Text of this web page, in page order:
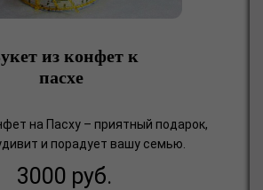
из конфет к
пасхе
на Пасху – приятный подарок,
и порадует вашу семью.
3000 руб.